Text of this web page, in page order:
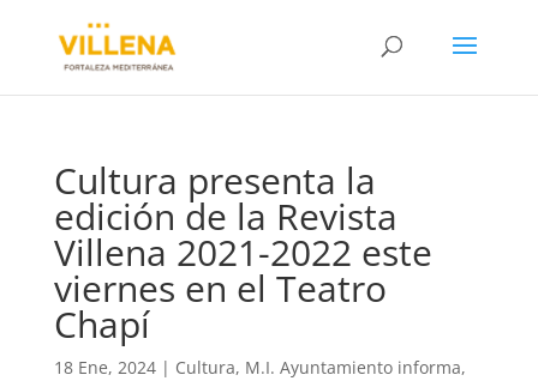
Cultura presenta la
edición de la Revista
Villena 2021-2022 este
viernes en el Teatro
Chapí
18 Ene, 2024| Cultura, M.I. Ayuntamiento informa,